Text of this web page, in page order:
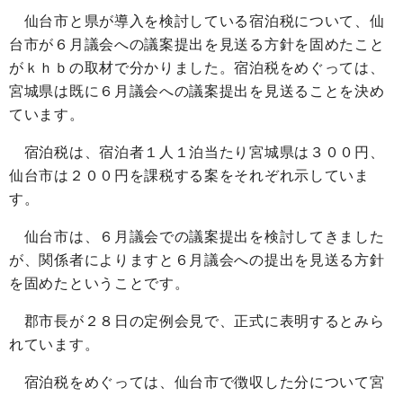
仙台市と県が導入を検討している宿泊税について、仙
台市が６月議会への議案提出を見送る方針を固めたこと
がｋｈｂの取材で分かりました。宿泊税をめぐっては、
宮城県は既に６月議会への議案提出を見送ることを決め
ています。
宿泊税は、宿泊者１人１泊当たり宮城県は３００円、
仙台市は２００円を課税する案をそれぞれ示していま
す。
仙台市は、６月議会での議案提出を検討してきました
が、関係者によりますと６月議会への提出を見送る方針
を固めたということです。
郡市長が２８日の定例会見で、正式に表明するとみら
れています。
宿泊税をめぐっては、仙台市で徴収した分について宮